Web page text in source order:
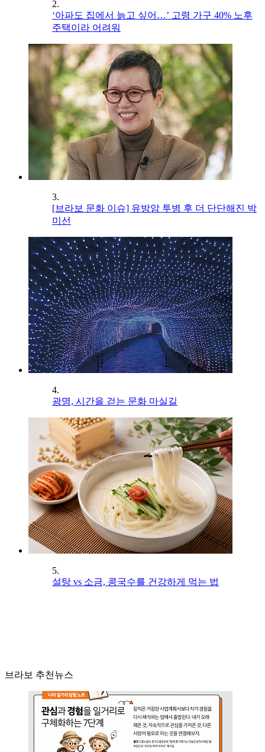
2.
‘아파도 집에서 늙고 싶어…’ 고령 가구 40% 노후
주택이라 어려워
3.
[브라보 문화 이슈] 유방암 투병 후 더 단단해진 박
미선
4.
광명, 시간을 걷는 문화 마실길
5.
설탕 vs 소금, 콩국수를 건강하게 먹는 법
브라보 추천뉴스